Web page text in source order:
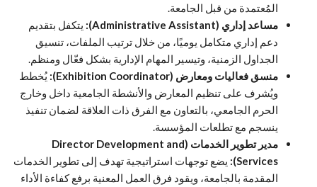
المُعتمدة من قبل الجامعة.
مساعد إداري (Administrative Assistant):
يتكفل بتقديم
دعم إداري متكامل يوميًا، من خلال ترتيب الملفات، تنسيق
الجداول الزمنية، وتيسير المهام الإدارية بشكل فعّال ومنظم.
منسق فعاليات ومعارض (Exhibition Coordinator):
يُخطط
ويُشرف على تنظيم المعارض والأنشطة الجامعية داخل وخارج
الحرم الجامعي، بالتعاون مع الفرق ذات العلاقة لضمان تنفيذ
ينسجم مع تطلعات المؤسسة.
مدير تطوير الخدمات (Director Development and
Services):
يضع توجهات استراتيجية تهدف إلى تطوير الخدمات
المقدمة بالجامعة، ويقود فرق العمل المعنية برفع كفاءة الأداء